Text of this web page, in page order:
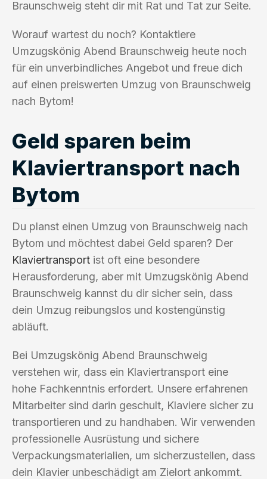
Braunschweig steht dir mit Rat und Tat zur Seite.
Worauf wartest du noch? Kontaktiere
Umzugskönig Abend Braunschweig heute noch
für ein unverbindliches Angebot und freue dich
auf einen preiswerten Umzug von Braunschweig
nach Bytom!
Geld sparen beim
Klaviertransport nach
Bytom
Du planst einen Umzug von Braunschweig nach
Bytom und möchtest dabei Geld sparen? Der
Klaviertransport ist oft eine besondere
Herausforderung, aber mit Umzugskönig Abend
Braunschweig kannst du dir sicher sein, dass
dein Umzug reibungslos und kostengünstig
abläuft.
Bei Umzugskönig Abend Braunschweig
verstehen wir, dass ein Klaviertransport eine
hohe Fachkenntnis erfordert. Unsere erfahrenen
Mitarbeiter sind darin geschult, Klaviere sicher zu
transportieren und zu handhaben. Wir verwenden
professionelle Ausrüstung und sichere
Verpackungsmaterialien, um sicherzustellen, dass
dein Klavier unbeschädigt am Zielort ankommt.